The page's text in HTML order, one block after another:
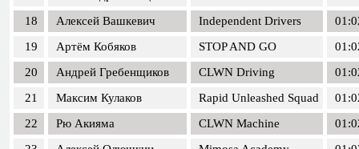
18
Алексей Вашкевич Independent Drivers
19
Артём Кобяков STOP AND GO
20
Андрей Гребенщиков CLWN Driving
21
Максим Кулаков Rapid Unleashed Squad
22
Рю Акияма CLWN Machine